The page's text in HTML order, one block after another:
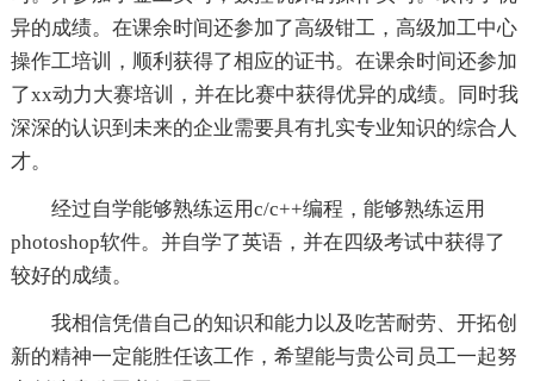
异的成绩。在课余时间还参加了高级钳工，高级加工中心
操作工培训，顺利获得了相应的证书。在课余时间还参加
了xx动力大赛培训，并在比赛中获得优异的成绩。同时我
深深的认识到未来的企业需要具有扎实专业知识的综合人
才。
经过自学能够熟练运用c/c++编程，能够熟练运用
photoshop软件。并自学了英语，并在四级考试中获得了
较好的成绩。
我相信凭借自己的知识和能力以及吃苦耐劳、开拓创
新的精神一定能胜任该工作，希望能与贵公司员工一起努